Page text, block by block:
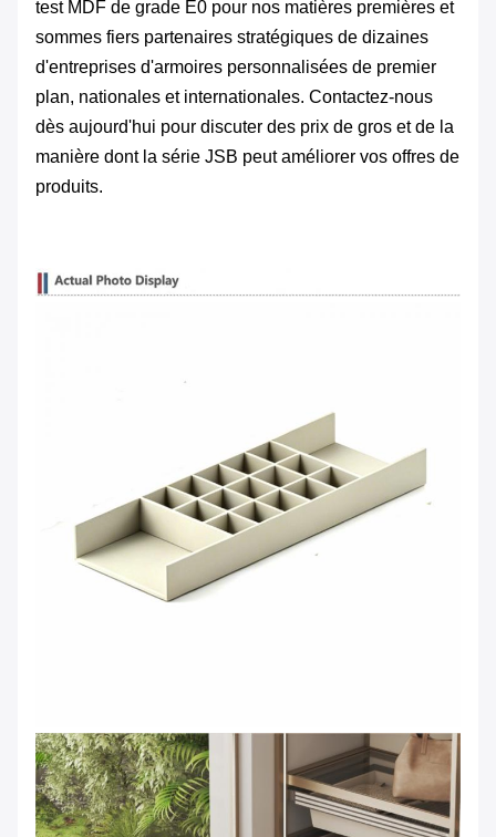
test MDF de grade E0 pour nos matières premières et
sommes fiers partenaires stratégiques de dizaines
d'entreprises d'armoires personnalisées de premier
plan, nationales et internationales. Contactez-nous
dès aujourd'hui pour discuter des prix de gros et de la
manière dont la série JSB peut améliorer vos offres de
produits.